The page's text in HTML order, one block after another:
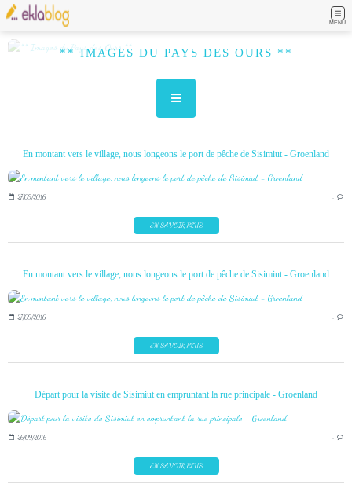
MENU
** IMAGES DU PAYS DES OURS **
En montant vers le village, nous longeons le port de pêche de Sisimiut - Groenland
27/09/2016 …
EN SAVOIR PLUS
En montant vers le village, nous longeons le port de pêche de Sisimiut - Groenland
27/09/2016 …
EN SAVOIR PLUS
Départ pour la visite de Sisimiut en empruntant la rue principale - Groenland
26/09/2016 …
EN SAVOIR PLUS